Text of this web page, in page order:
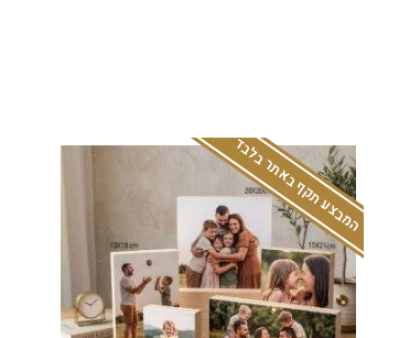
המבצע תקף באתר בלבד